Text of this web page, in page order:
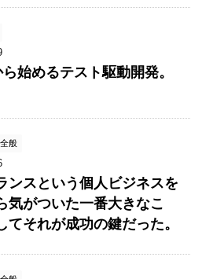
始めるテスト駆動開発。
般
ンスという個人ビジネスを
気がついた一番大きなこ
てそれが成功の鍵だった。